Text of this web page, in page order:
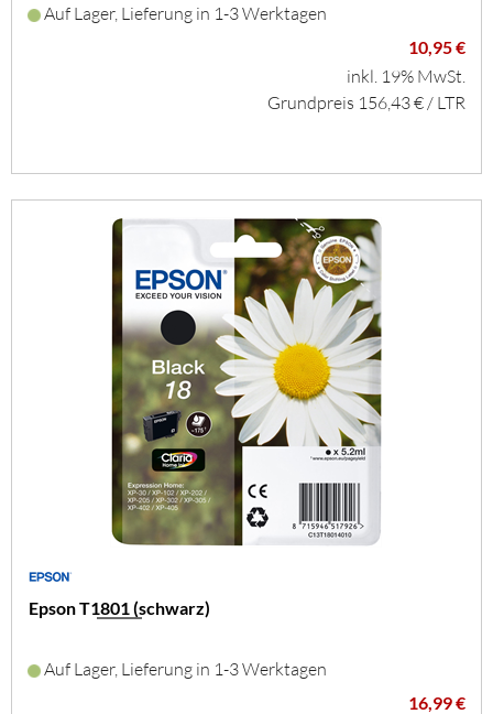
Auf Lager, Lieferung in 1-3 Werktagen
10,95 €
inkl. 19% MwSt.
Grundpreis 156,43 € / LTR
Epson T1801 (schwarz)
Auf Lager, Lieferung in 1-3 Werktagen
16,99 €